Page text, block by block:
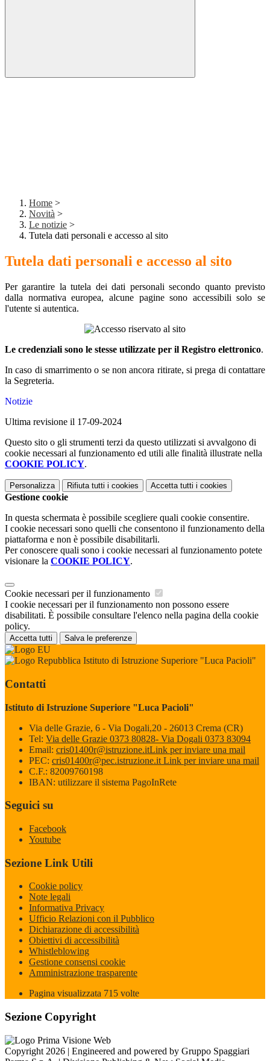
Home >
Novità >
Le notizie >
Tutela dati personali e accesso al sito
Tutela dati personali e accesso al sito
Per garantire la tutela dei dati personali secondo quanto previsto
dalla normativa europea, alcune pagine sono accessibili solo se
l'utente si autentica.
Le credenziali sono le stesse utilizzate per il Registro elettronico.
In caso di smarrimento o se non ancora ritirate, si prega di contattare
la Segreteria.
Notizie
Ultima revisione il 17-09-2024
Questo sito o gli strumenti terzi da questo utilizzati si avvalgono di
cookie necessari al funzionamento ed utili alle finalità illustrate nella
COOKIE POLICY.
Personalizza Rifiuta tutti i cookies Accetta tutti i cookies
Gestione cookie
In questa schermata è possibile scegliere quali cookie consentire.
I cookie necessari sono quelli che consentono il funzionamento della
piattaforma e non è possibile disabilitarli.
Per conoscere quali sono i cookie necessari al funzionamento potete
visionare la COOKIE POLICY.
Cookie necessari per il funzionamento
I cookie necessari per il funzionamento non possono essere
disabilitati. È possibile consultare l'elenco nella pagina della cookie
policy.
Accetta tutti Salva le preferenze
Istituto di Istruzione Superiore "Luca Pacioli"
Contatti
Istituto di Istruzione Superiore "Luca Pacioli"
Via delle Grazie, 6 - Via Dogali,20 - 26013 Crema (CR)
Tel: Via delle Grazie 0373 80828- Via Dogali 0373 83094
Email: cris01400r@istruzione.itLink per inviare una mail
PEC: cris01400r@pec.istruzione.it Link per inviare una mail
C.F.: 82009760198
IBAN: utilizzare il sistema PagoInRete
Seguici su
Facebook
Youtube
Sezione Link Utili
Cookie policy
Note legali
Informativa Privacy
Ufficio Relazioni con il Pubblico
Dichiarazione di accessibilità
Obiettivi di accessibilità
Whistleblowing
Gestione consensi cookie
Amministrazione trasparente
Pagina visualizzata 715 volte
Sezione Copyright
Copyright 2026 | Engineered and powered by Gruppo Spaggiari